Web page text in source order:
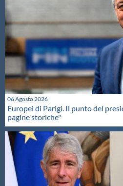
06 Agosto 2026
Europei di Parigi. Il punto del
pagine storiche"